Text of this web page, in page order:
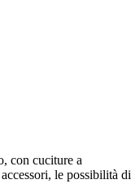
con cuciture a
le possibilità di